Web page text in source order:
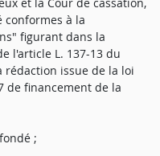
conformes à la
figurant dans la
l'article L. 137-13 du
rédaction issue de la loi
de financement de la
;